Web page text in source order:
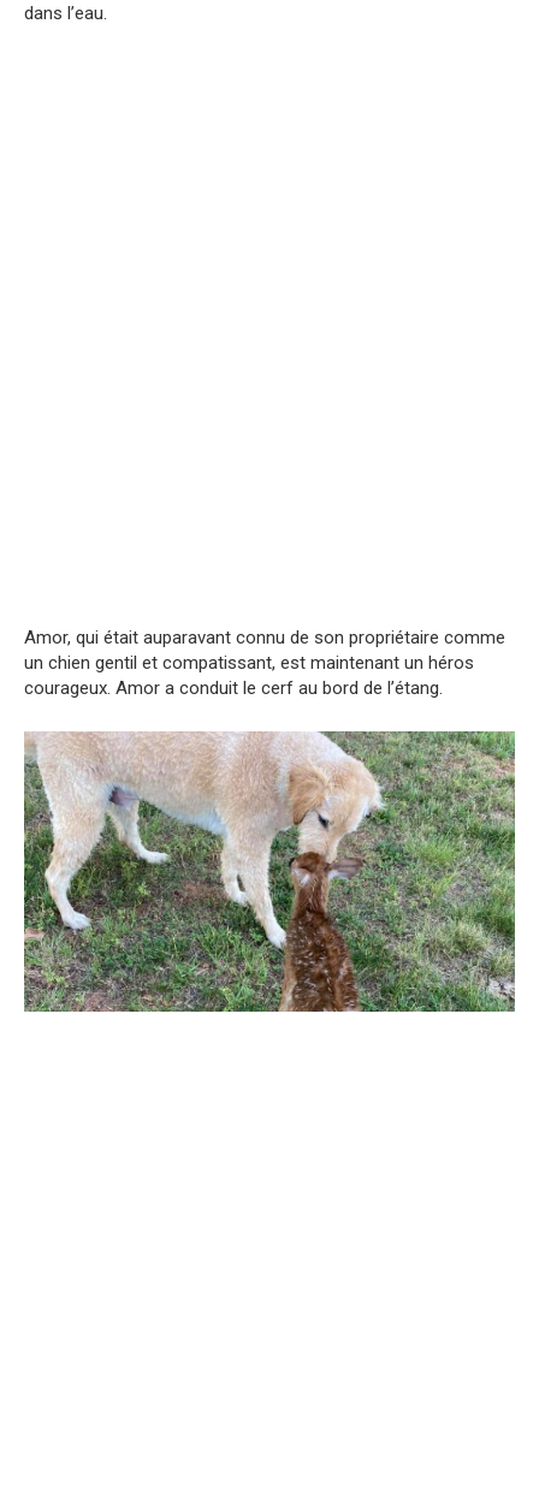
dans l’eau.
Amor, qui était auparavant connu de son propriétaire comme
un chien gentil et compatissant, est maintenant un héros
courageux. Amor a conduit le cerf au bord de l’étang.